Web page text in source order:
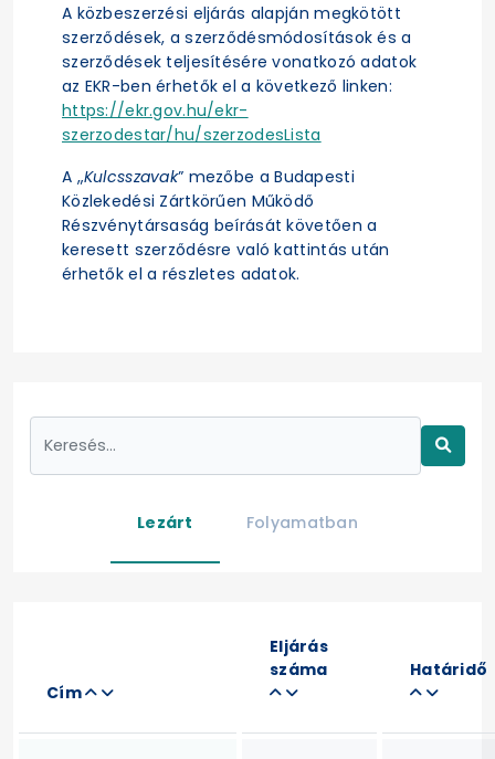
A közbeszerzési eljárás alapján megkötött
szerződések, a szerződésmódosítások és a
szerződések teljesítésére vonatkozó adatok
az EKR-ben érhetők el a következő linken:
https://ekr.gov.hu/ekr-
szerzodestar/hu/szerzodesLista
A „Kulcsszavak” mezőbe a Budapesti
Közlekedési Zártkörűen Működő
Részvénytársaság beírását követően a
keresett szerződésre való kattintás után
érhetők el a részletes adatok.
Lezárt Folyamatban
Cím
Eljárás
száma
Határidő